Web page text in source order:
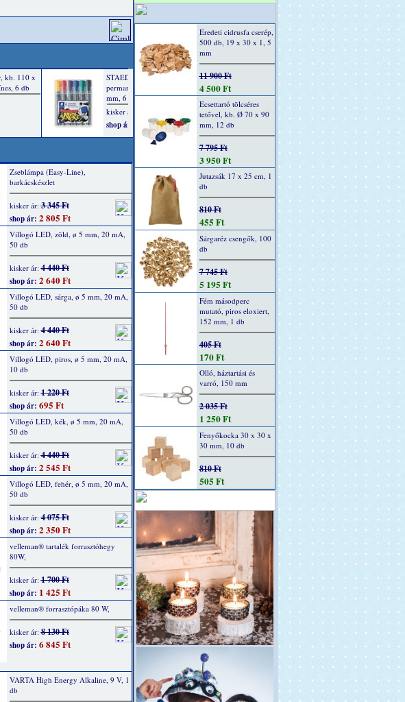
Zseblámpa (Easy-Line),
barkácskészlet
kisker ár:3 345 Ft
shop ár: 2 805 Ft
Villogó LED, zöld, ø 5 mm, 20 mA,
50 db
kisker ár:4 440 Ft
shop ár: 2 640 Ft
Villogó LED, sárga, ø 5 mm, 20 mA,
50 db
kisker ár:4 440 Ft
shop ár: 2 640 Ft
Villogó LED, piros, ø 5 mm, 20 mA,
10 db
kisker ár:1 220 Ft
shop ár: 695 Ft
Villogó LED, kék, ø 5 mm, 20 mA,
50 db
kisker ár:4 440 Ft
shop ár: 2 545 Ft
Villogó LED, fehér, ø 5 mm, 20 mA,
50 db
kisker ár:4 075 Ft
shop ár: 2 350 Ft
velleman® tartalék forrasztóhegy
80W,
kisker ár:1 700 Ft
shop ár: 1 425 Ft
velleman® forrasztópáka 80 W,
kisker ár:8 130 Ft
shop ár: 6 845 Ft
VARTA High Energy Alkaline, 9 V, 1
db
Eredeti cidrusfa cserép,
500 db, 19 x 30 x 1, 5
mm
11 900 Ft
4 500 Ft
Ecsettartó tölcséres
tetővel, kb. Ø 70 x 90
mm, 12 db
7 795 Ft
3 950 Ft
Jutazsák 17 x 25 cm, 1
db
810 Ft
455 Ft
Sárgaréz csengők, 100
db
7 745 Ft
5 195 Ft
Fém másodperc
mutató, piros eloxiert,
152 mm, 1 db
405 Ft
170 Ft
Olló, háztartási és
varró, 150 mm
2 035 Ft
1 250 Ft
Fenyőkocka 30 x 30 x
30 mm, 10 db
810 Ft
505 Ft